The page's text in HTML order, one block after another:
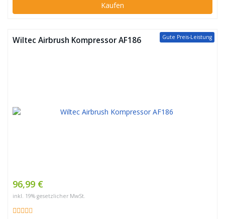
Kaufen
Gute Preis-Leistung
Wiltec Airbrush Kompressor AF186
96,99 €
inkl. 19% gesetzlicher MwSt.